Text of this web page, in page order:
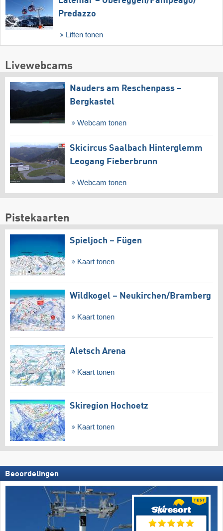
Predazzo
Liften tonen
Livewebcams
Nauders am Reschenpass –
Bergkastel
Webcam tonen
Skicircus Saalbach Hinterglemm
Leogang Fieberbrunn
Webcam tonen
Pistekaarten
Spieljoch – Fügen
Kaart tonen
Wildkogel – Neukirchen/​Bramberg
Kaart tonen
Aletsch Arena
Kaart tonen
Skiregion Hochoetz
Kaart tonen
Beoordelingen